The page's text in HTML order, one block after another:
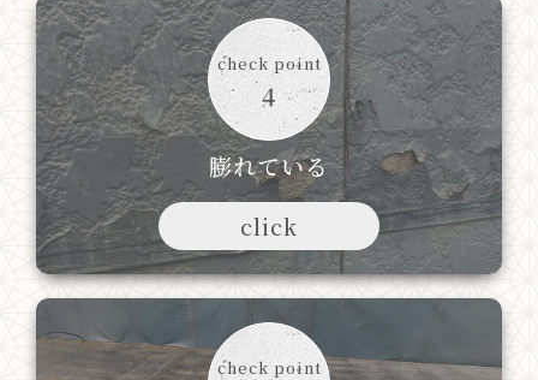
check point
4
膨れている
click
check point